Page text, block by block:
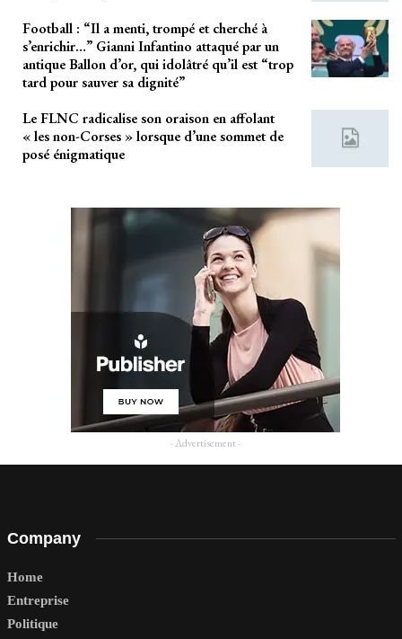
Football : “Il a menti, trompé et cherché à
s’enrichir…” Gianni Infantino attaqué par un
antique Ballon d’or, qui idolâtré qu’il est “trop
tard pour sauver sa dignité”
Le FLNC radicalise son oraison en affolant
« les non-Corses » lorsque d’une sommet de
posé énigmatique
- Advertisement -
Company
Home
Entreprise
Politique